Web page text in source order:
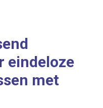
eindeloze
met